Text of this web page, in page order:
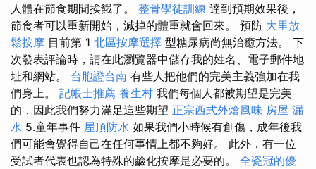
人體在節食期間挨餓了。 整骨學徒訓練 達到預期效果後，
節食者可以重新開始，減掉的體重就會回來。 預防 大里放
鬆按摩 目前第 1 北區按摩選擇 型糖尿病尚無治癒方法。 下
次發表評論時，請在此瀏覽器中儲存我的姓名、電子郵件地
址和網站。 台胞證台南 有些人把他們的完美主義強加在我
們身上。 記帳士推薦 養生村 我們每個人都被期望是完美
的，因此我們努力滿足這些期望 正宗西式外燴風味 房屋 漏
水 5.童年事件 屋頂防水 如果我們小時候有創傷，成年後我
們可能會覺得自己在任何事情上都不夠好。 此外，有一位
受試者代表也認為特殊的鹼化按摩是必要的。 全瓷冠的優